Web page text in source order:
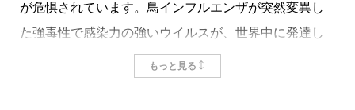
が危惧されています。鳥インフルエンザが突然変異し
た強毒性で感染力の強いウイルスが、世界中に発達し
た交通網を媒介し、短期間で世界中に感染拡大すると
もっと見る